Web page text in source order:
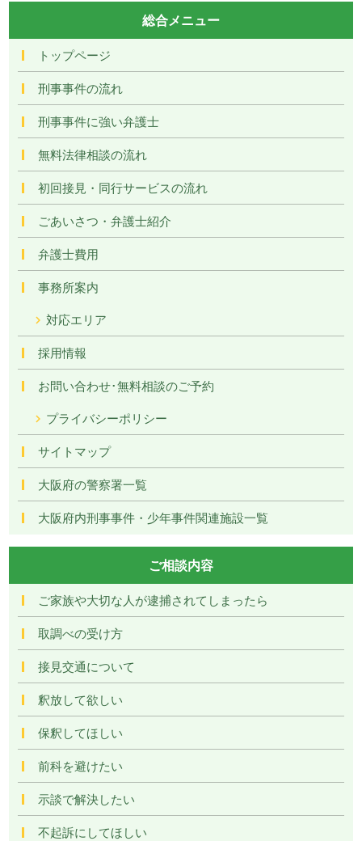
総合メニュー
トップページ
刑事事件の流れ
刑事事件に強い弁護士
無料法律相談の流れ
初回接見・同行サービスの流れ
ごあいさつ・弁護士紹介
弁護士費用
事務所案内
対応エリア
採用情報
お問い合わせ･無料相談のご予約
プライバシーポリシー
サイトマップ
大阪府の警察署一覧
大阪府内刑事事件・少年事件関連施設一覧
ご相談内容
ご家族や大切な人が逮捕されてしまったら
取調べの受け方
接見交通について
釈放して欲しい
保釈してほしい
前科を避けたい
示談で解決したい
不起訴にしてほしい